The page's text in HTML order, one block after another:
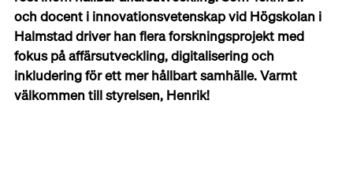
ochdocent i innovationsvetenskap vid Högskolan i
Halmstad driver han flera forskningsprojekt med
fokus på affärsutveckling, digitalisering och
inkludering för ett mer hållbart samhälle. Varmt
välkommen till styrelsen, Henrik!